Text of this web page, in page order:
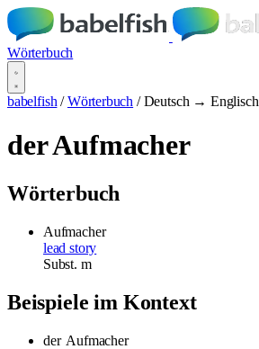
Wörterbuch
babelfish / Wörterbuch / Deutsch → Englisch
der Aufmacher
Wörterbuch
Aufmacher
lead story
Subst. m
Beispiele im Kontext
der Aufmacher